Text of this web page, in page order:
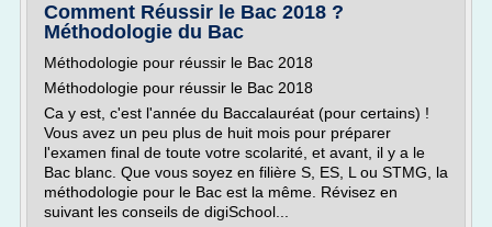
Comment Réussir le Bac 2018 ?
Méthodologie du Bac
Méthodologie pour réussir le Bac 2018
Méthodologie pour réussir le Bac 2018
Ca y est, c'est l'année du Baccalauréat (pour certains) !
Vous avez un peu plus de huit mois pour préparer
l'examen final de toute votre scolarité, et avant, il y a le
Bac blanc. Que vous soyez en filière S, ES, L ou STMG, la
méthodologie pour le Bac est la même. Révisez en
suivant les conseils de digiSchool...